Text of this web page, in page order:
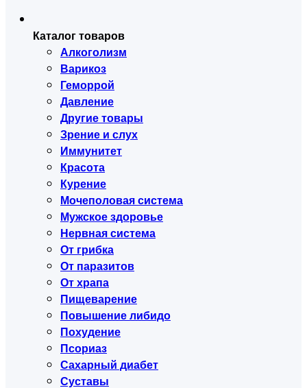
Каталог товаров
Алкоголизм
Варикоз
Геморрой
Давление
Другие товары
Зрение и слух
Иммунитет
Красота
Курение
Мочеполовая система
Мужское здоровье
Нервная система
От грибка
От паразитов
От храпа
Пищеварение
Повышение либидо
Похудение
Псориаз
Сахарный диабет
Суставы